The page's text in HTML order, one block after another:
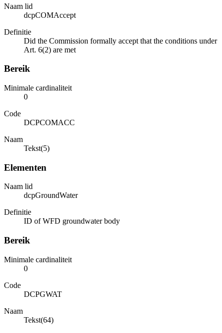
Naam lid
dcpCOMAccept
Definitie
Did the Commission formally accept that the conditions under
Art. 6(2) are met
Bereik
Minimale cardinaliteit
0
Code
DCPCOMACC
Naam
Tekst(5)
Elementen
Naam lid
dcpGroundWater
Definitie
ID of WFD groundwater body
Bereik
Minimale cardinaliteit
0
Code
DCPGWAT
Naam
Tekst(64)